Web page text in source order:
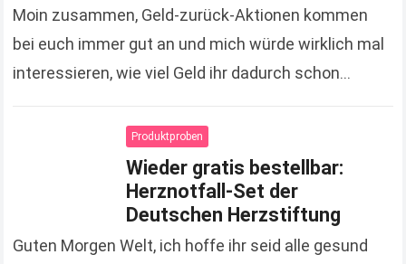
Moin zusammen, Geld-zurück-Aktionen kommen
bei euch immer gut an und mich würde wirklich mal
interessieren, wie viel Geld ihr dadurch schon
Unsummen, die…Read more
Produktproben
Wieder gratis bestellbar:
Herznotfall-Set der
Deutschen Herzstiftung
Guten Morgen Welt, ich hoffe ihr seid alle gesund